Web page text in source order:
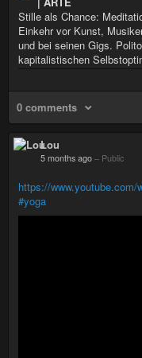
Stille als Chance:
Einkehr vor Kunst,
und bei seinen Gigs.
kapitalistischen
0 comments
Lou
5 months ago – Public
https://
#yoga